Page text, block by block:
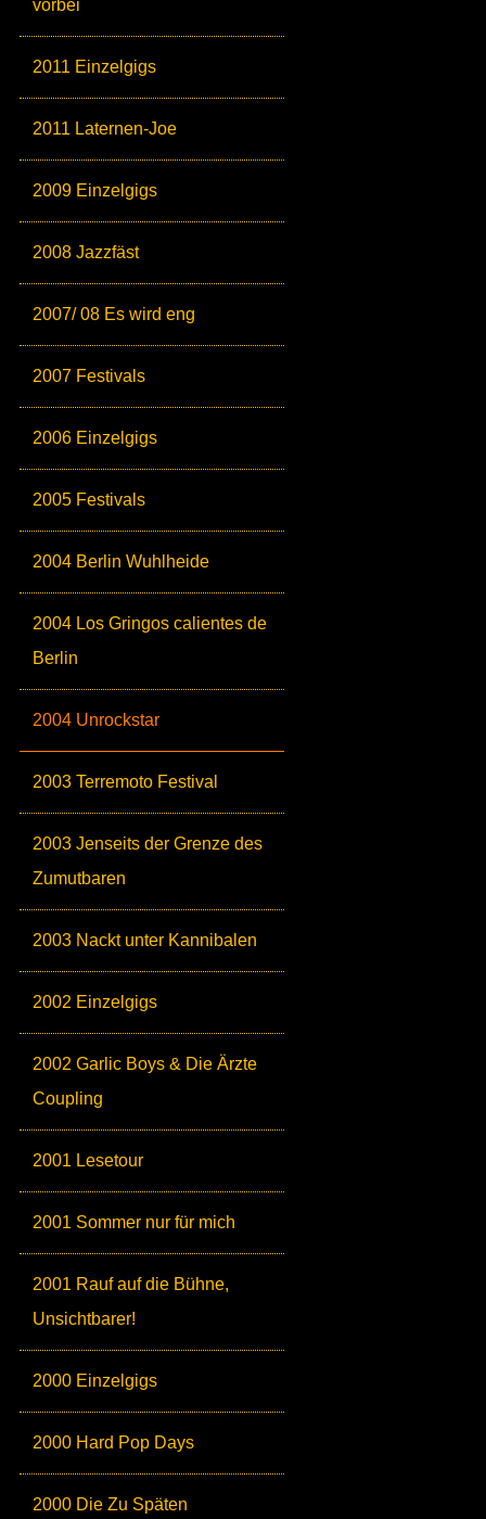
vorbei
2011 Einzelgigs
2011 Laternen-Joe
2009 Einzelgigs
2008 Jazzfäst
2007/ 08 Es wird eng
2007 Festivals
2006 Einzelgigs
2005 Festivals
2004 Berlin Wuhlheide
2004 Los Gringos calientes de
Berlin
2004 Unrockstar
2003 Terremoto Festival
2003 Jenseits der Grenze des
Zumutbaren
2003 Nackt unter Kannibalen
2002 Einzelgigs
2002 Garlic Boys & Die Ärzte
Coupling
2001 Lesetour
2001 Sommer nur für mich
2001 Rauf auf die Bühne,
Unsichtbarer!
2000 Einzelgigs
2000 Hard Pop Days
2000 Die Zu Späten